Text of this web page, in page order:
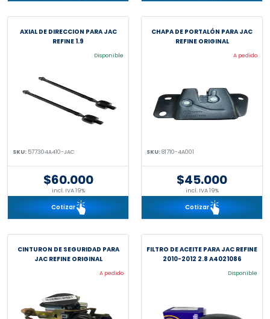
AXIAL DE DIRECCION PARA JAC
REFINE 1.9
Disponible
SKU: 577304A410-JAC
$60.000
incl. IVA 19%
Cotizar
CHAPA DE PORTALÓN PARA JAC
REFINE ORIGINAL
A pedido
SKU:81710-4A001
$45.000
incl. IVA 19%
Cotizar
CINTURON DE SEGURIDAD PARA
JAC REFINE ORIGINAL
A pedido
FILTRO DE ACEITE PARA JAC REFINE
2010-2012 2.8 A4021086
Disponible